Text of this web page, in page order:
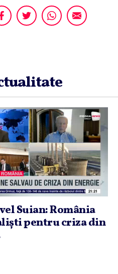
Suian: România
pentru criza din